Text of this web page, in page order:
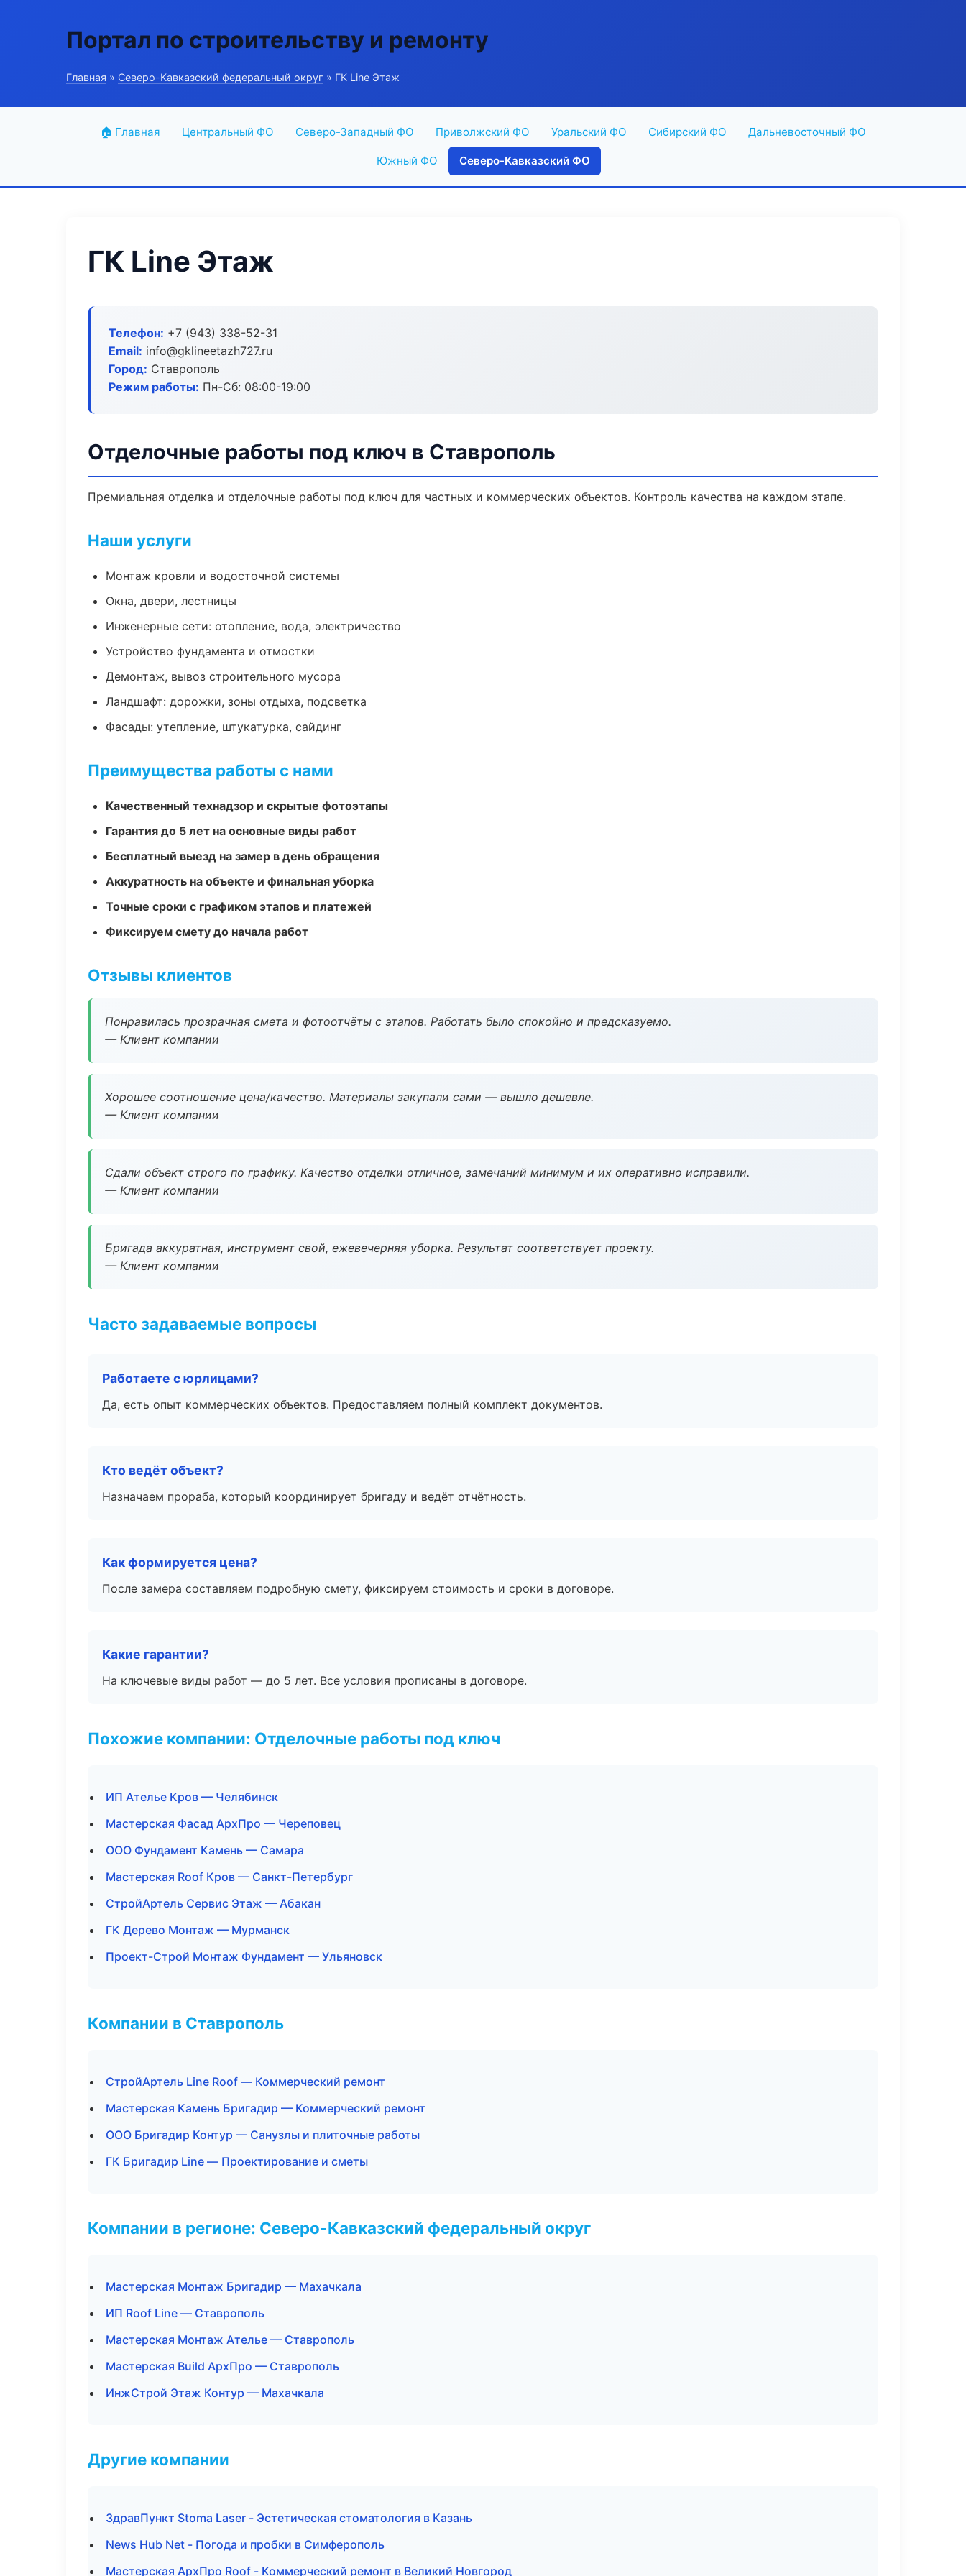
Портал по строительству и ремонту
Главная » Северо-Кавказский федеральный округ » ГК Line Этаж
🏠 Главная Центральный ФО Северо-Западный ФО Приволжский ФО Уральский ФО Сибирский ФО Дальневосточный ФО
Южный ФО Северо-Кавказский ФО
ГК Line Этаж
Телефон: +7 (943) 338-52-31
Email: info@gklineetazh727.ru
Город: Ставрополь
Режим работы: Пн-Сб: 08:00-19:00
Отделочные работы под ключ в Ставрополь
Премиальная отделка и отделочные работы под ключ для частных и коммерческих объектов. Контроль качества на каждом этапе.
Наши услуги
Монтаж кровли и водосточной системы
Окна, двери, лестницы
Инженерные сети: отопление, вода, электричество
Устройство фундамента и отмостки
Демонтаж, вывоз строительного мусора
Ландшафт: дорожки, зоны отдыха, подсветка
Фасады: утепление, штукатурка, сайдинг
Преимущества работы с нами
Качественный технадзор и скрытые фотоэтапы
Гарантия до 5 лет на основные виды работ
Бесплатный выезд на замер в день обращения
Аккуратность на объекте и финальная уборка
Точные сроки с графиком этапов и платежей
Фиксируем смету до начала работ
Отзывы клиентов
Понравилась прозрачная смета и фотоотчёты с этапов. Работать было спокойно и предсказуемо.
— Клиент компании
Хорошее соотношение цена/качество. Материалы закупали сами — вышло дешевле.
— Клиент компании
Сдали объект строго по графику. Качество отделки отличное, замечаний минимум и их оперативно исправили.
— Клиент компании
Бригада аккуратная, инструмент свой, ежевечерняя уборка. Результат соответствует проекту.
— Клиент компании
Часто задаваемые вопросы
Работаете с юрлицами?
Да, есть опыт коммерческих объектов. Предоставляем полный комплект документов.
Кто ведёт объект?
Назначаем прораба, который координирует бригаду и ведёт отчётность.
Как формируется цена?
После замера составляем подробную смету, фиксируем стоимость и сроки в договоре.
Какие гарантии?
На ключевые виды работ — до 5 лет. Все условия прописаны в договоре.
Похожие компании: Отделочные работы под ключ
ИП Ателье Кров — Челябинск
Мастерская Фасад АрхПро — Череповец
ООО Фундамент Камень — Самара
Мастерская Roof Кров — Санкт-Петербург
СтройАртель Сервис Этаж — Абакан
ГК Дерево Монтаж — Мурманск
Проект-Строй Монтаж Фундамент — Ульяновск
Компании в Ставрополь
СтройАртель Line Roof — Коммерческий ремонт
Мастерская Камень Бригадир — Коммерческий ремонт
ООО Бригадир Контур — Санузлы и плиточные работы
ГК Бригадир Line — Проектирование и сметы
Компании в регионе: Северо-Кавказский федеральный округ
Мастерская Монтаж Бригадир — Махачкала
ИП Roof Line — Ставрополь
Мастерская Монтаж Ателье — Ставрополь
Мастерская Build АрхПро — Ставрополь
ИнжСтрой Этаж Контур — Махачкала
Другие компании
ЗдравПункт Stoma Laser - Эстетическая стоматология в Казань
News Hub Net - Погода и пробки в Симферополь
Мастерская АрхПро Roof - Коммерческий ремонт в Великий Новгород